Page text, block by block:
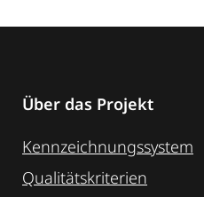
Über das Projekt
Kennzeichnungssystem
Qualitätskriterien